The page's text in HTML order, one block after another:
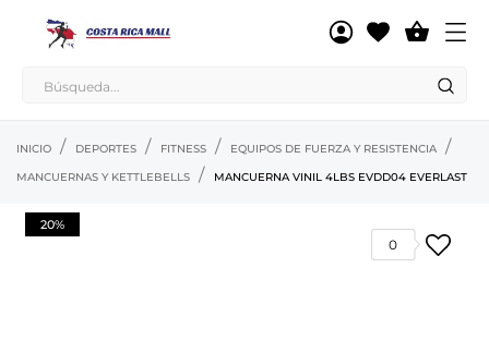

INICIO DEPORTES FITNESS
EQUIPOS DE FUERZA Y RESISTENCIA
MANCUERNAS Y KETTLEBELLS
MANCUERNA VINIL 4LBS EVDD04 EVERLAST
20%
0